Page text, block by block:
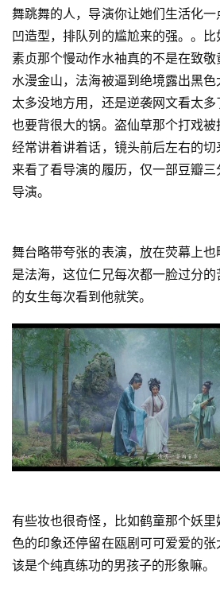
电
影
台
词
舞跳舞的人，导演你让她们生活化
凹造型，排队列的尴尬来的强。。
素贞那个慢动作水袖真的不是在致敬
水漫金山，法海被逼到绝境露出黑
太多没地方用，还是逆袭网文看太
也要背很大的锅。盗仙草那个打戏
经常讲着讲着话，镜头前后左右的
来看了看导演的履历，仅一部豆瓣
导演。
舞台略带夸张的表演，放在荧幕上
是法海，这位仁兄每次都一脸过分
的女生每次看到他就笑。
有些妆也很奇怪，比如鹤童那个妖
色的印象还停留在瓯剧可可爱爱的
该是个纯真练功的男孩子的形象嘛。